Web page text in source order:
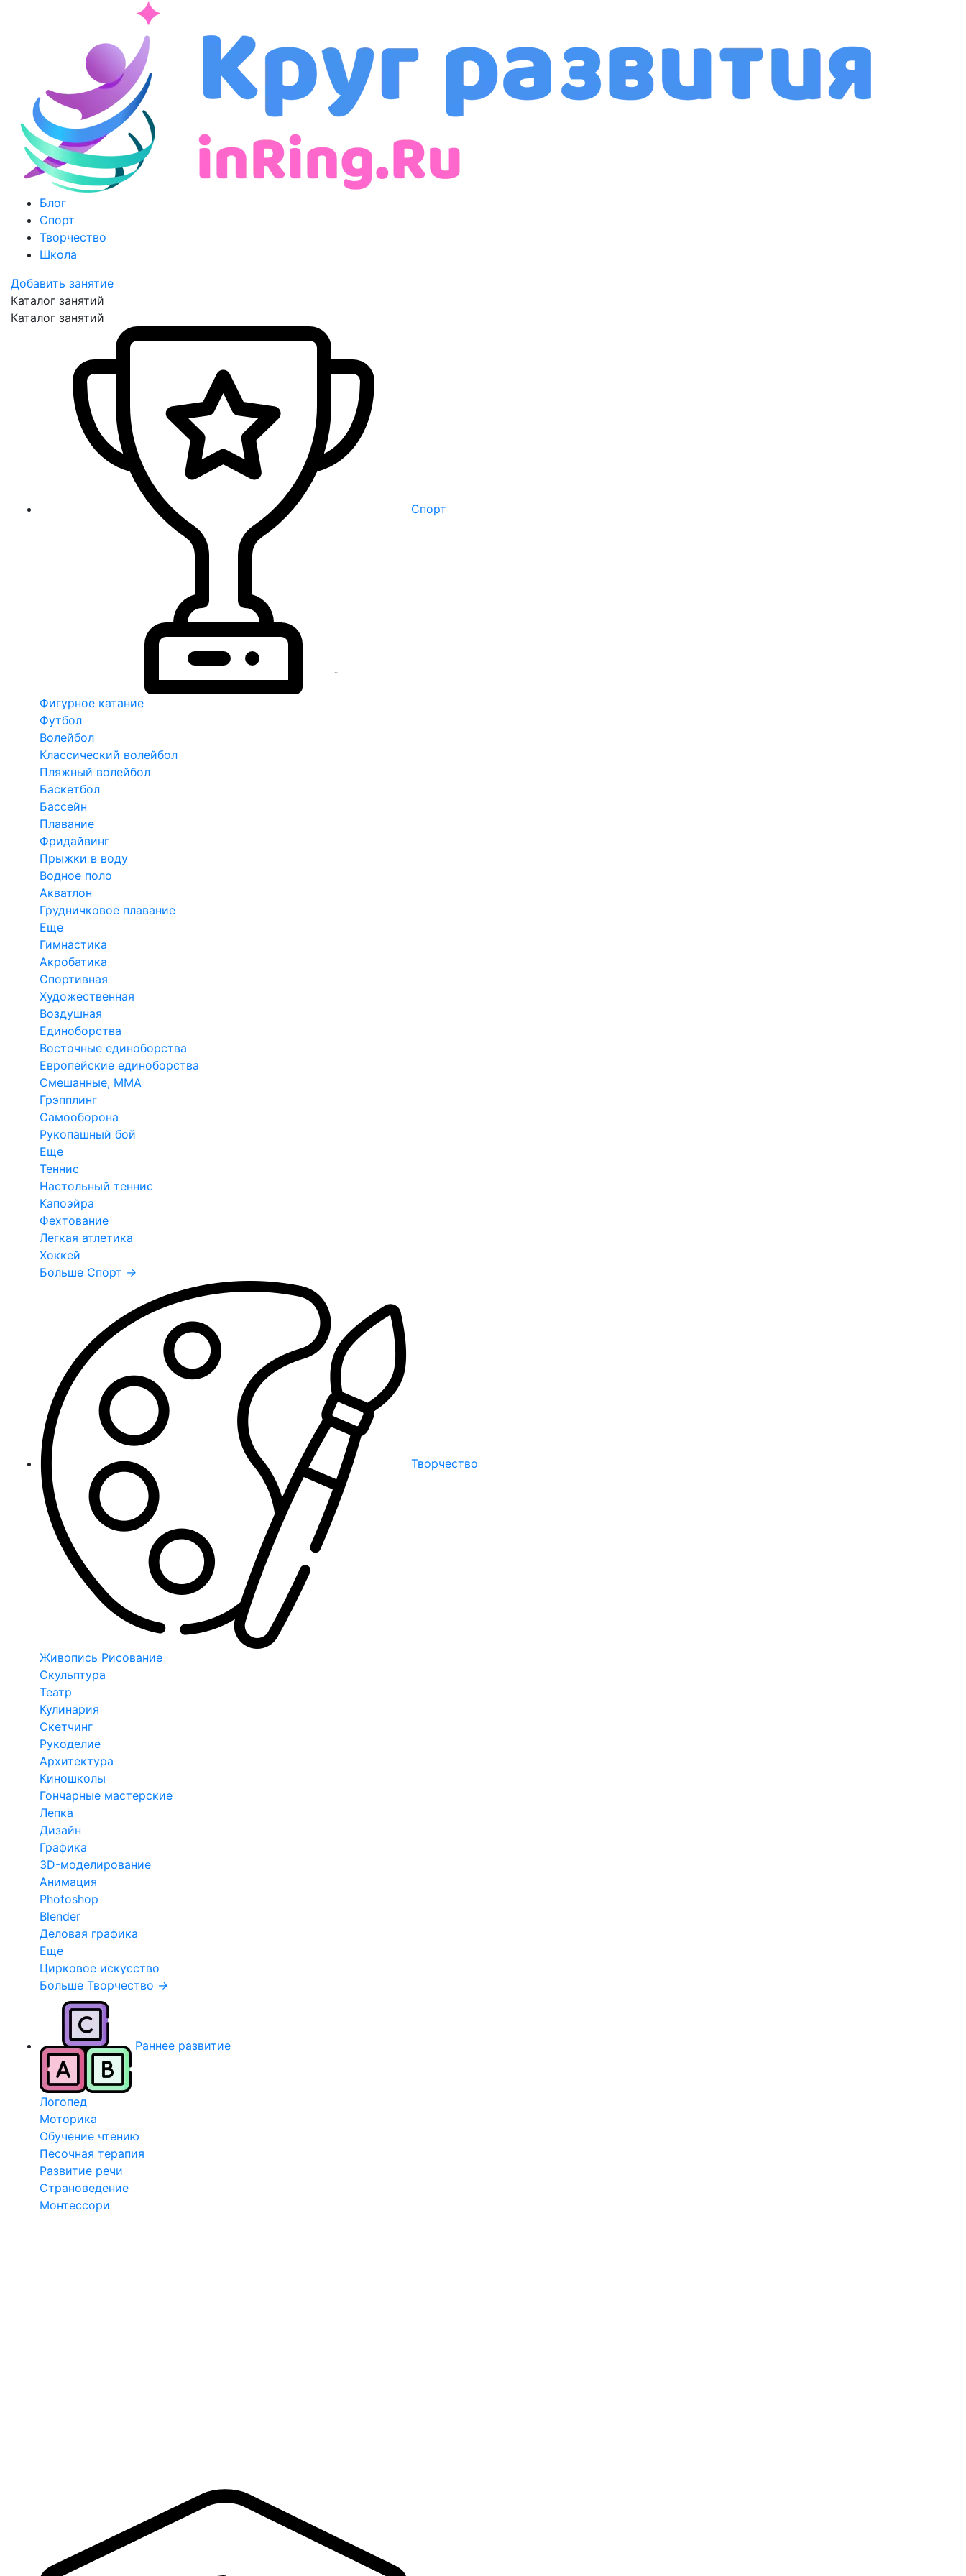
Блог
Спорт
Творчество
Школа
Добавить занятие
Каталог занятий
Каталог занятий
Спорт
Фигурное катание
Футбол
Волейбол
Классический волейбол
Пляжный волейбол
Баскетбол
Бассейн
Плавание
Фридайвинг
Прыжки в воду
Водное поло
Акватлон
Грудничковое плавание
Еще
Гимнастика
Акробатика
Спортивная
Художественная
Воздушная
Единоборства
Восточные единоборства
Европейские единоборства
Смешанные, ММА
Грэпплинг
Самооборона
Рукопашный бой
Еще
Теннис
Настольный теннис
Капоэйра
Фехтование
Легкая атлетика
Хоккей
Больше Спорт →
Творчество
Живопись Рисование
Скульптура
Театр
Кулинария
Скетчинг
Рукоделие
Архитектура
Киношколы
Гончарные мастерские
Лепка
Дизайн
Графика
3D-моделирование
Анимация
Photoshop
Blender
Деловая графика
Еще
Цирковое искусство
Больше Творчество →
Раннее развитие
Логопед
Моторика
Обучение чтению
Песочная терапия
Развитие речи
Страноведение
Монтессори